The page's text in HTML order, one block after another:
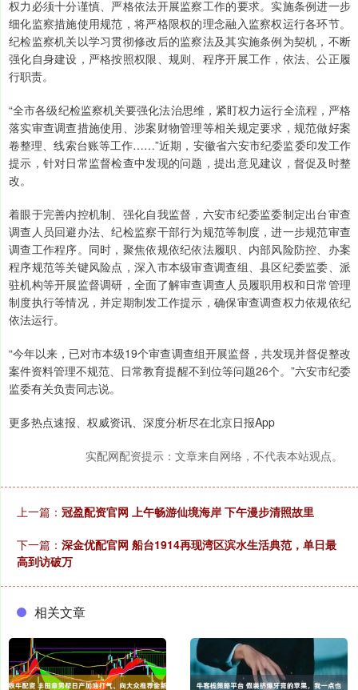
权力必须十分谨慎、严格依法开展监察工作的要求。实施条例进一步
细化监察措施使用规范，将严格限权的理念融入监察权运行各环节。
纪检监察机关以学习贯彻修改后的监察法及其实施条例为契机，不断
强化自身建设，严格按照权限、规则、程序开展工作，依法、公正履
行职责。
“全市各级纪检监察机关要强化法治思维，紧盯权力运行全流程，严格
落实审查调查措施使用、涉案财物管理等相关规定要求，规范做好案
卷整理、线索台账等工作……”近期，安徽省六安市纪委监委印发工作
提示，针对日常监督检查中发现的问题，提出意见建议，督促及时整
改。
着眼于完善内控机制、强化自我监督，六安市纪委监委制定出台审查
调查人员回避办法、纪检监察干部行为规范等制度，进一步规范审查
调查工作程序。同时，聚焦依规依纪依法履职、内部风险防控、办案
程序规范等关键风险点，深入市本级审查调查组、县区纪委监委、派
驻机构等开展监督调研，全面了解审查调查人员履职用权和日常管理
制度执行等情况，并定期制发工作提示，确保审查调查权力依规依纪
依法运行。
“今年以来，已对市本级19个审查调查组开展监督，共发现并督促整改
案件资料管理不规范、日常教育提醒不到位等问题26个。”六安市纪委
监委有关负责同志说。
更多热点速报、权威资讯、深度分析尽在北京日报App
实配网配资提示：文章来自网络，不代表本站观点。
上一篇： 冠盈配资官网 上午畅游仙境海岸 下午漫步清照故里
下一篇： 深金优配官网 船台1914再现湾区滨水生活典范，单日最
高到访破万
相关文章